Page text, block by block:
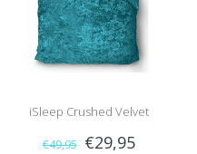
iSleep Crushed Velvet
(Turquoise)
€49,95 €29,95